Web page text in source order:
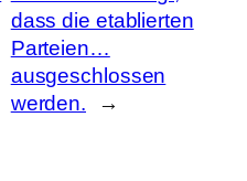
dass die etablierten
Parteien…
ausgeschlossen
werden.
→